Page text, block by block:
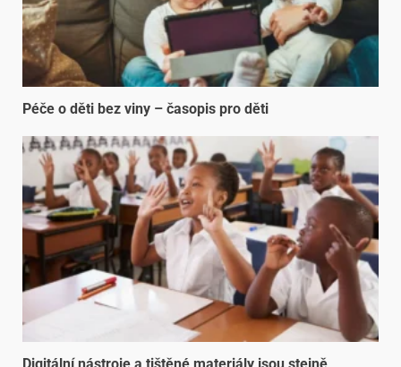
Péče o děti bez viny – časopis pro děti
Digitální nástroje a tištěné materiály jsou stejně